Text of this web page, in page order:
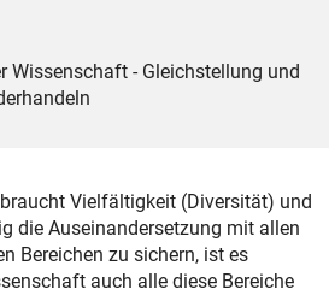
Wissenschaft - Gleichstellung und
Vielfältigkeit (Diversität) und
die Auseinandersetzung mit allen
Bereichen zu sichern, ist es
auch alle diese Bereiche